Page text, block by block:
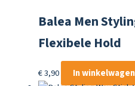
Balea Men
Flexibele Hold
€3,90 In winkelwagen